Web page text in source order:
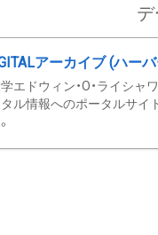
アーカイブ (ハー
エドウィン・O・ライシャ
ル情報へのポータルサイ